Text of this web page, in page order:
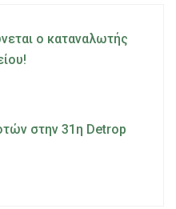
ο καταναλωτής
στην 31η Detrop